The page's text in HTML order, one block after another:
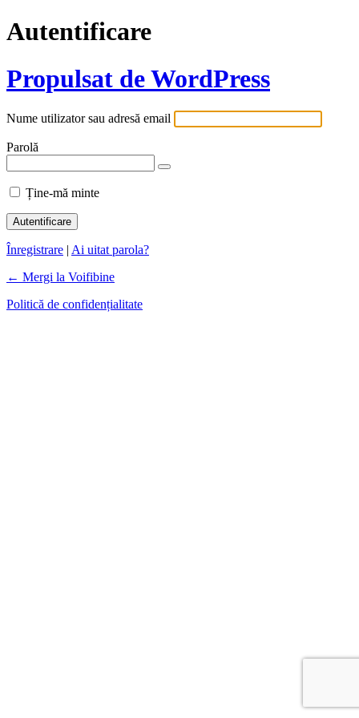
Autentificare
Propulsat de WordPress
Nume utilizator sau adresă email
Parolă
Ține-mă minte
Înregistrare | Ai uitat parola?
← Mergi la Voifibine
Politică de confidențialitate